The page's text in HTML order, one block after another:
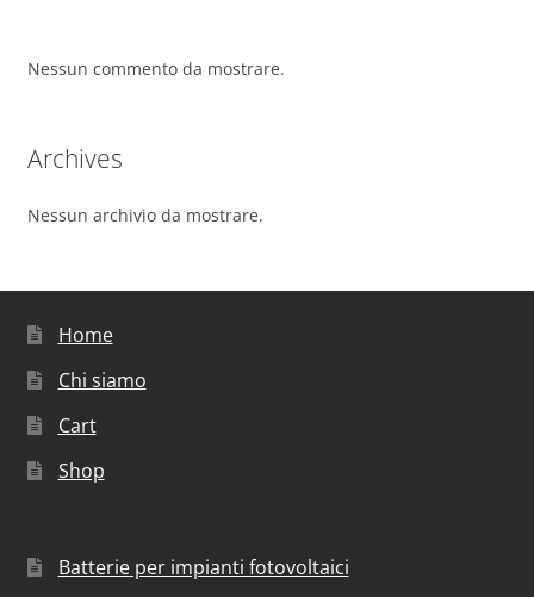
Nessun commento da mostrare.
Archives
Nessun archivio da mostrare.
Home
Chi siamo
Cart
Shop
Batterie per impianti fotovoltaici